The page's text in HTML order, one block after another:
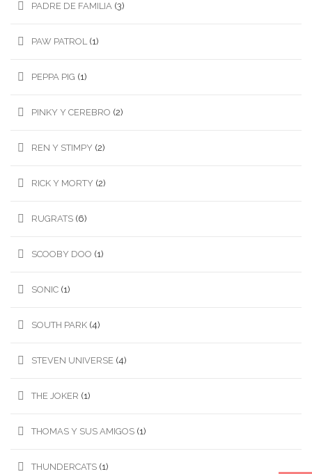
PADRE DE FAMILIA (3)
PAW PATROL (1)
PEPPA PIG (1)
PINKY Y CEREBRO (2)
REN Y STIMPY (2)
RICK Y MORTY (2)
RUGRATS (6)
SCOOBY DOO (1)
SONIC (1)
SOUTH PARK (4)
STEVEN UNIVERSE (4)
THE JOKER (1)
THOMAS Y SUS AMIGOS (1)
THUNDERCATS (1)